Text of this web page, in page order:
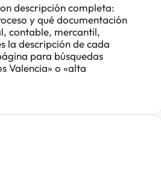
descripción completa:
y qué documentación
contable, mercantil,
la descripción de cada
para búsquedas
Valencia» o «alta